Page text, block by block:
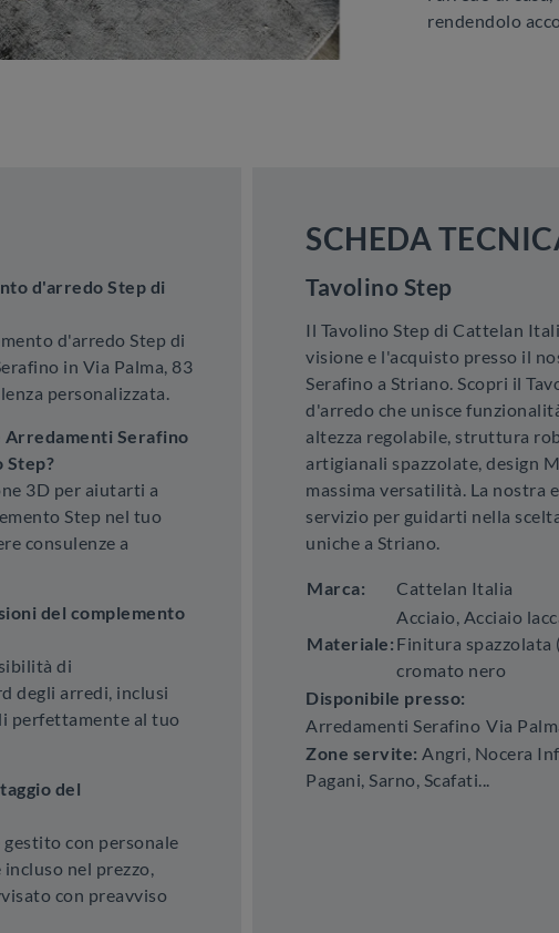
rendendolo
d'arredo Step di
d'arredo Step di
in Via Palma, 83
personalizzata.
Serafino
Step?
3D per aiutarti a
Step nel tuo
consulenze a
del complemento
di
degli arredi, inclusi
perfettamente al tuo
del
gestito con personale
nel prezzo,
con preavviso
SCHEDA
Tavolino Step
Il Tavolino Step di Cattelan
visione e l'acquisto presso il
Serafino a Striano. Scopri il
d'arredo che unisce
altezza regolabile, struttura
artigianali spazzolate, design
massima versatilità. La nostra
servizio per guidarti nella
uniche a Striano.
Marca: Cattelan Italia
Materiale:
Acciaio, Acciaio
Finitura spazzolata
cromato nero
Disponibile presso:
Arredamenti Serafino Via
Zone servite: Angri, Nocera
Pagani, Sarno, Scafati...